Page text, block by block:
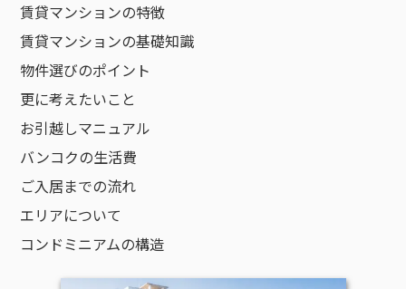
賃貸マンションの特徴
賃貸マンションの基礎知識
物件選びのポイント
更に考えたいこと
お引越しマニュアル
バンコクの生活費
ご入居までの流れ
エリアについて
コンドミニアムの構造